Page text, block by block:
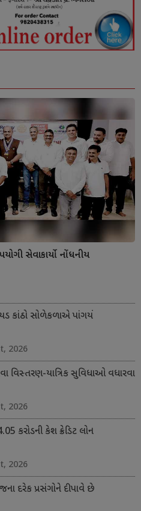
સેવાકાર્યો નોંધનીય
કાંઠો સોળેકળાએ પાંગર્યો
2026
વિસ્તરણ-યાત્રિક સુવિધાઓ વધારવા
2026
કરોડની કેશ ક્રેડિટ લોન
2026
દરેક પ્રસંગોને દીપાવે છે